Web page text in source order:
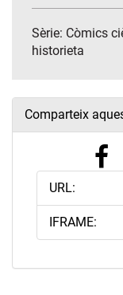
Sèrie: Còmics
historieta
Comparteix
URL:
IFRAME: